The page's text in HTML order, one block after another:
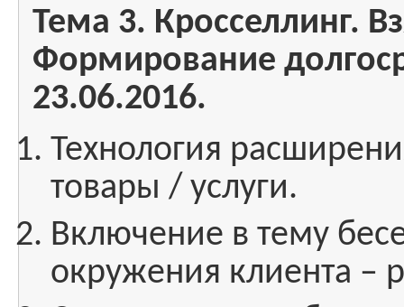
Тема 3. Кросселлинг.
Формирование
23.06.2016.
Технология
товары / услуги.
Включение в тему
окружения клиента –